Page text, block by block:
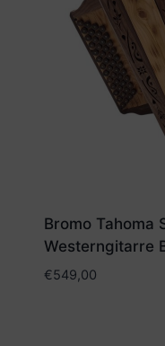
Bromo Tahoma
Westerngitarre
€549,00